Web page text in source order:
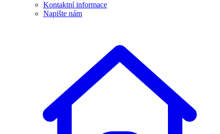
Kontaktní informace
Napište nám